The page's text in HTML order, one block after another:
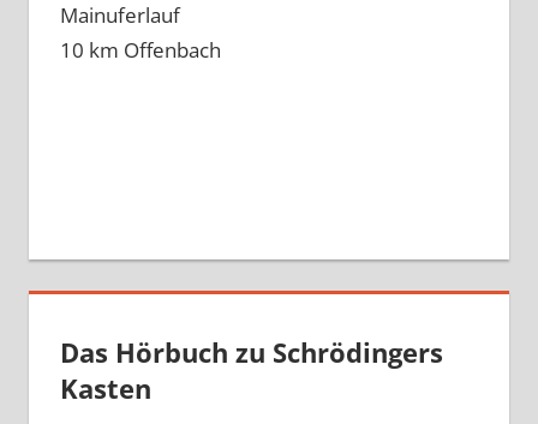
Mainuferlauf
10 km Offenbach
Das Hörbuch zu Schrödingers
Kasten